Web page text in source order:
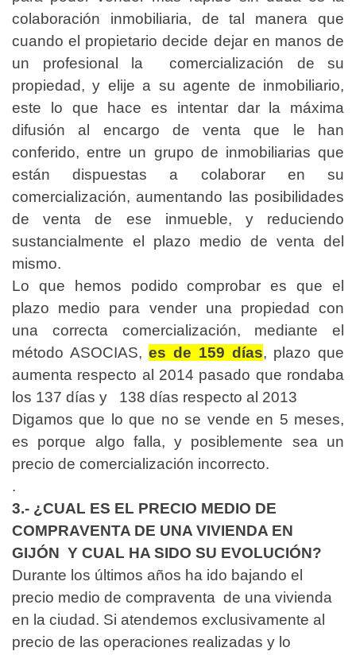
colaboración inmobiliaria, de tal manera que
cuando el propietario decide dejar en manos de
un profesional la comercialización de su
propiedad, y elije a su agente de inmobiliario,
este lo que hace es intentar dar la máxima
difusión al encargo de venta que le han
conferido, entre un grupo de inmobiliarias que
están dispuestas a colaborar en su
comercialización, aumentando las posibilidades
de venta de ese inmueble, y reduciendo
sustancialmente el plazo medio de venta del
mismo.
Lo que hemos podido comprobar es que el
plazo medio para vender una propiedad con
una correcta comercialización, mediante el
método ASOCIAS,es de 159 días, plazo que
aumenta respecto al 2014 pasado que rondaba
los 137 días y 138 días respecto al 2013
Digamos que lo que no se vende en 5 meses,
es porque algo falla, y posiblemente sea un
precio de comercialización incorrecto.
.
3.- ¿CUAL ES EL PRECIO MEDIO DE
COMPRAVENTA DE UNA VIVIENDA EN
GIJÓN Y CUAL HA SIDO SU EVOLUCIÓN?
Durante los últimos años ha ido bajando el
precio medio de compraventa de una vivienda
en la ciudad. Si atendemos exclusivamente al
precio de las operaciones realizadas y lo